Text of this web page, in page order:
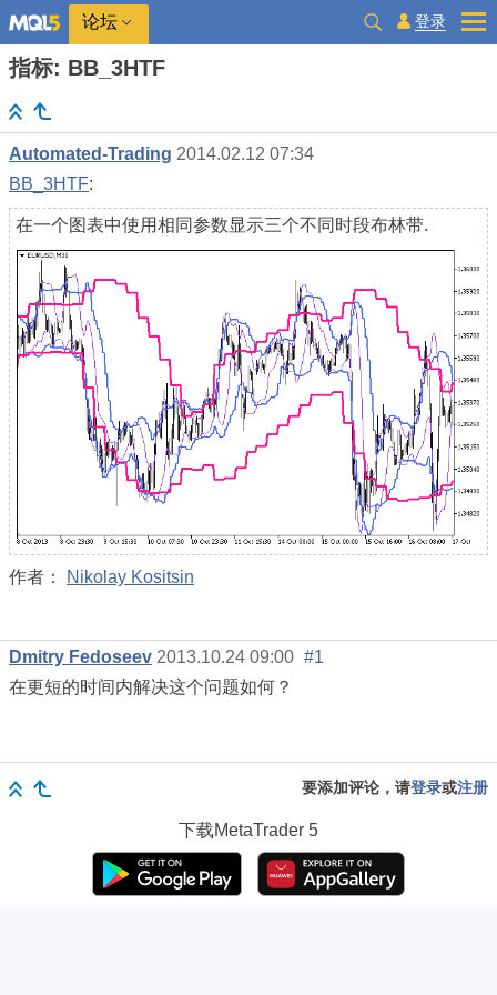
论坛 登录
指标: BB_3HTF
Automated-Trading 2014.02.12 07:34
BB_3HTF:
在一个图表中使用相同参数显示三个不同时段布林带.
作者： Nikolay Kositsin
Dmitry Fedoseev 2013.10.24 09:00 #1
在更短的时间内解决这个问题如何？
要添加评论，请登录或注册
下载MetaTrader 5